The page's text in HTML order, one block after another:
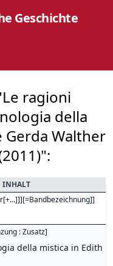
Geschichte
ragioni
della
Gerda Walther
INHALT
]
: Zusatz]
della mistica in Edith